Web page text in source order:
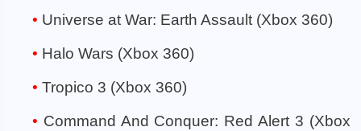
Universe at War: Earth Assault (Xbox 360)
Halo Wars (Xbox 360)
Tropico 3 (Xbox 360)
Command And Conquer: Red Alert 3 (Xbox